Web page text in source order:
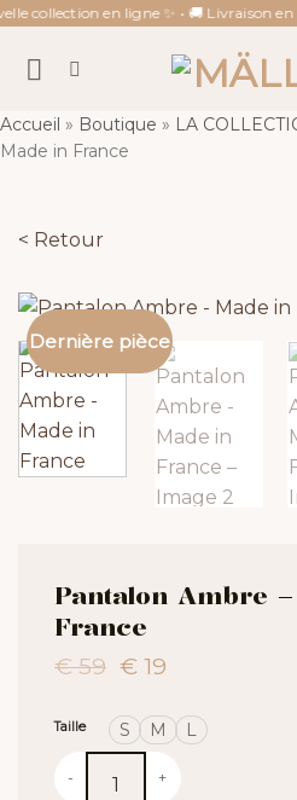
Passer
contenu
collection en ligne ✨ • 🚚 Livraison en
Accueil » Boutique » LA
Made in France
< Retour
Dernière pièce
Pantalon Ambre
France
€59 Le
initial
était :
€ 59.
€19Le
actuel
est :
Taille S M L